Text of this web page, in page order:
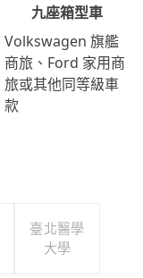
九座箱型車
Volkswagen 旗艦
商旅、Ford 家用商
旅或其他同等級車
款
臺北醫學
大學